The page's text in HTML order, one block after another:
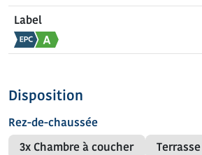
Label
Disposition
Rez-de-chaussée
3x Chambre à coucher
Terrasse